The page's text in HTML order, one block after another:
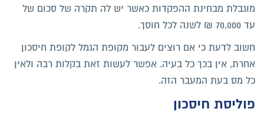
מוגבלת מבחינת ההפקדות כאשר יש לה תקרה של סכום של
עד 70,000 ₪ לשנה לכל חוסך.
חשוב לדעת כי אם רוצים לעבור מקופת הגמל לקופת חיסכון
אחרת, אין בכך כל בעיה. אפשר לעשות זאת בקלות רבה ולאין
כל מס בעת המעבר הזה.
פוליסת חיסכון